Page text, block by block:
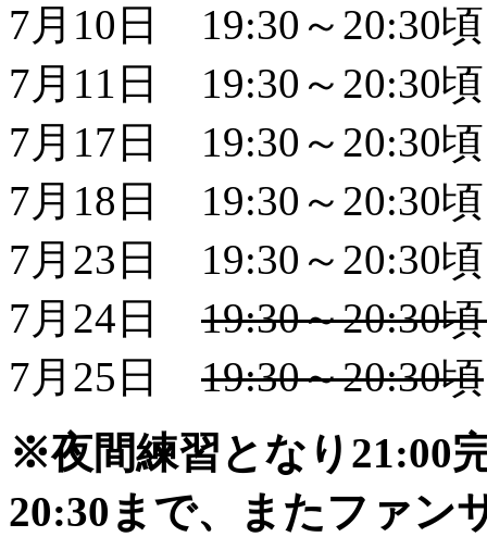
7月10日 19:30～20:30頃
7月11日 19:30～20:30頃
7月17日 19:30～20:30頃
7月18日 19:30～20:30頃
7月23日 19:30～20:30頃
7月24日 19:30～20:30
7月25日 19:30～20:30頃
※夜間練習となり21:00
20:30まで、またファン